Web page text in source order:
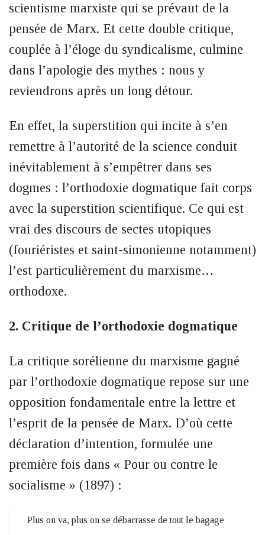
scientisme marxiste qui se prévaut de la
pensée de Marx. Et cette double critique,
couplée à l’éloge du syndicalisme, culmine
dans l’apologie des mythes : nous y
reviendrons après un long détour.
En effet, la superstition qui incite à s’en
remettre à l’autorité de la science conduit
inévitablement à s’empêtrer dans ses
dogmes : l’orthodoxie dogmatique fait corps
avec la superstition scientifique. Ce qui est
vrai des discours de sectes utopiques
(fouriéristes et saint-simonienne notamment)
l’est particulièrement du marxisme…
orthodoxe.
2. Critique de l’orthodoxie dogmatique
La critique sorélienne du marxisme gagné
par l’orthodoxie dogmatique repose sur une
opposition fondamentale entre la lettre et
l’esprit de la pensée de Marx. D’où cette
déclaration d’intention, formulée une
première fois dans « Pour ou contre le
socialisme » (1897) :
Plus on va, plus on se débarrasse de tout le bagage